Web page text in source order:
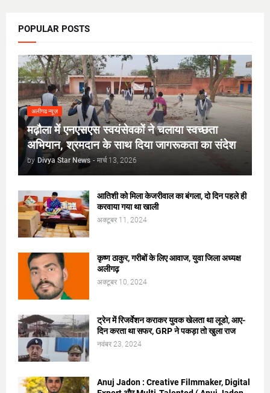
POPULAR POSTS
अलीगढ न्यूज़
मढ़ौला में एनएसएस स्वयंसेवकों ने चलाया स्वच्छता
अभियान, श्रमदान के साथ दिया जागरूकता का संदेश
by Divya Star News - मार्च 13, 2026
आतिशी को मिला केजरीवाल का बंगला, दो दिन पहले ही
करवाया गया था खाली
अक्टूबर 11, 2024
कृष्ण ठाकुर, गरीबों के लिए आवाज, युवा जिला अध्यक्ष
अलीगढ़
अक्टूबर 10, 2024
ट्रेन में रिजर्वेशन कराकर युवक खेलता था लूडो, आए-
दिन करता था सफर, GRP ने पकड़ा तो खुला राज
नवंबर 23, 2024
Anuj Jadon : Creative Filmmaker, Digital